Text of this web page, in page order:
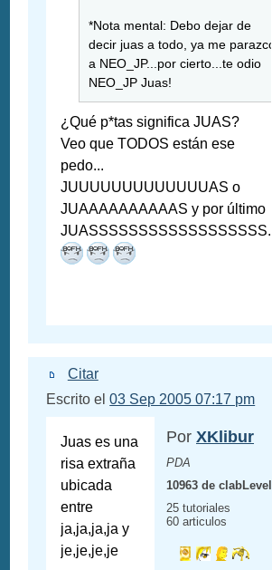
*Nota mental: Debo dejar de
decir juas a todo, ya me parazco
a NEO_JP...por cierto...te odio
NEO_JP Juas!
¿Qué p*tas significa JUAS?
Veo que TODOS están ese
pedo...
JUUUUUUUUUUUUUAS o
JUAAAAAAAAAAS y por último
JUASSSSSSSSSSSSSSSSSS.
Citar
Escrito el03 Sep 2005 07:17 pm
Juas es una
risa extraña
ubicada
entre
ja,ja,ja,ja y
je,je,je,je
Por XKlibur
PDA
10963 de clabLevel
25 tutoriales
60 articulos